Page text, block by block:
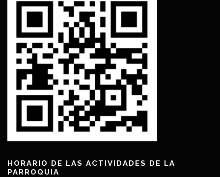
HORARIO DE LAS ACTIVIDADES DE LA
PARROQUIA